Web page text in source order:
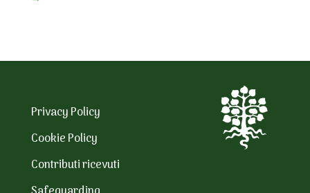
Privacy Policy
Cookie Policy
Contributi ricevuti